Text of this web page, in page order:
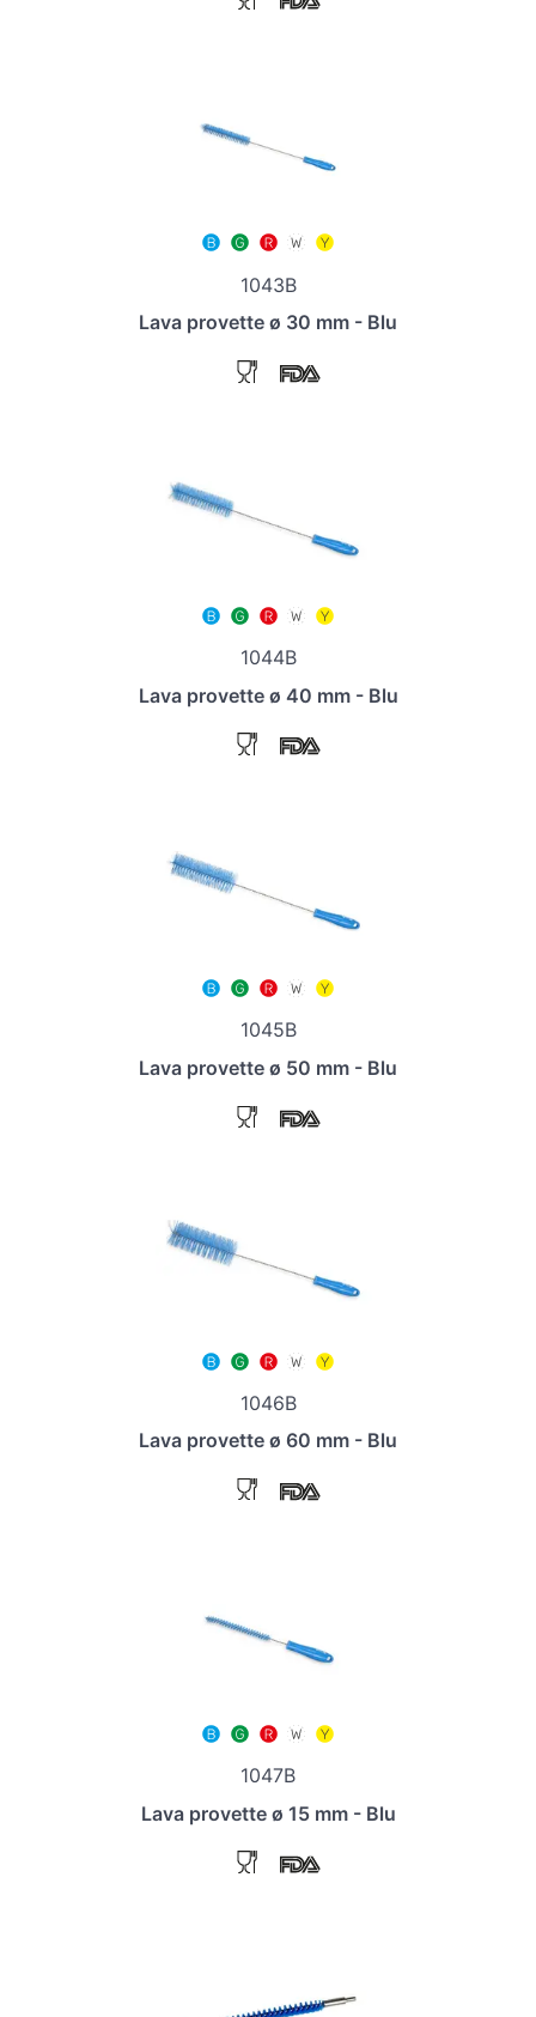
1043B
Lava provette ø 30 mm - Blu
1044B
Lava provette ø 40 mm - Blu
1045B
Lava provette ø 50 mm - Blu
1046B
Lava provette ø 60 mm - Blu
1047B
Lava provette ø 15 mm - Blu